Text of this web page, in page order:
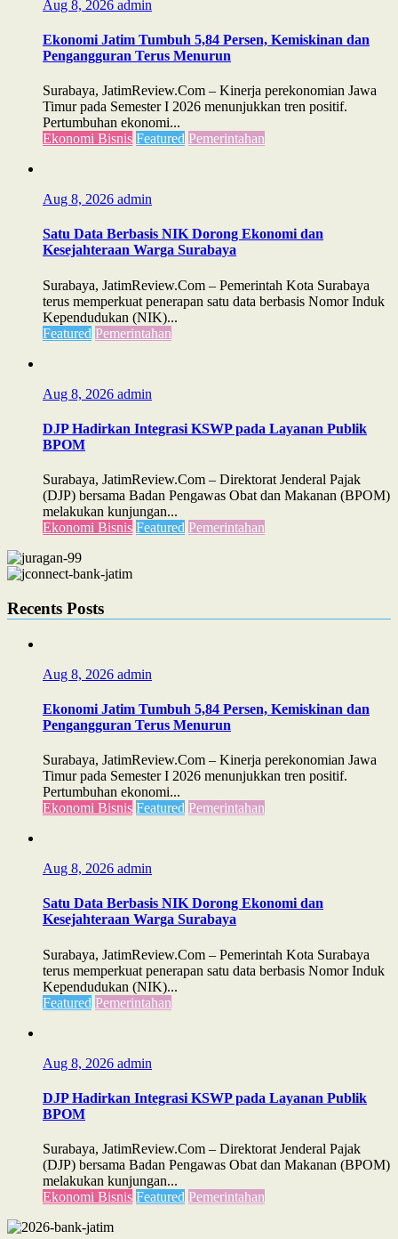
Aug 8, 2026 admin
Ekonomi Jatim Tumbuh 5,84 Persen, Kemiskinan dan
Pengangguran Terus Menurun
Surabaya, JatimReview.Com – Kinerja perekonomian Jawa
Timur pada Semester I 2026 menunjukkan tren positif.
Pertumbuhan ekonomi...
Ekonomi Bisnis Featured Pemerintahan
Aug 8, 2026 admin
Satu Data Berbasis NIK Dorong Ekonomi dan
Kesejahteraan Warga Surabaya
Surabaya, JatimReview.Com – Pemerintah Kota Surabaya
terus memperkuat penerapan satu data berbasis Nomor Induk
Kependudukan (NIK)...
Featured Pemerintahan
Aug 8, 2026 admin
DJP Hadirkan Integrasi KSWP pada Layanan Publik
BPOM
Surabaya, JatimReview.Com – Direktorat Jenderal Pajak
(DJP) bersama Badan Pengawas Obat dan Makanan (BPOM)
melakukan kunjungan...
Ekonomi Bisnis Featured Pemerintahan
Recents Posts
Aug 8, 2026 admin
Ekonomi Jatim Tumbuh 5,84 Persen, Kemiskinan dan
Pengangguran Terus Menurun
Surabaya, JatimReview.Com – Kinerja perekonomian Jawa
Timur pada Semester I 2026 menunjukkan tren positif.
Pertumbuhan ekonomi...
Ekonomi Bisnis Featured Pemerintahan
Aug 8, 2026 admin
Satu Data Berbasis NIK Dorong Ekonomi dan
Kesejahteraan Warga Surabaya
Surabaya, JatimReview.Com – Pemerintah Kota Surabaya
terus memperkuat penerapan satu data berbasis Nomor Induk
Kependudukan (NIK)...
Featured Pemerintahan
Aug 8, 2026 admin
DJP Hadirkan Integrasi KSWP pada Layanan Publik
BPOM
Surabaya, JatimReview.Com – Direktorat Jenderal Pajak
(DJP) bersama Badan Pengawas Obat dan Makanan (BPOM)
melakukan kunjungan...
Ekonomi Bisnis Featured Pemerintahan